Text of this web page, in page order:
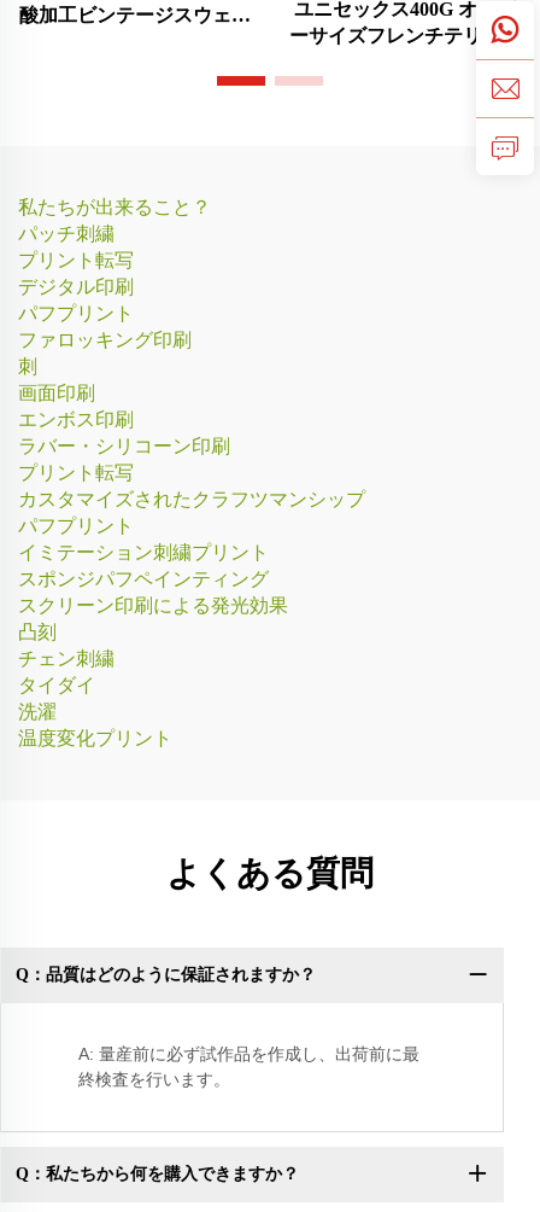
酸加工ビンテージスウェッ
ユニセックス400G オーバ
ーサイズフレンチテリー素
材スウェットシャツ
私たちが出来ること？
パッチ刺繍
プリント転写
デジタル印刷
パフプリント
ファロッキング印刷
刺
画面印刷
エンボス印刷
ラバー・シリコーン印刷
プリント転写
カスタマイズされたクラフツマンシップ
パフプリント
イミテーション刺繍プリント
スポンジパフペインティング
スクリーン印刷による発光効果
凸刻
チェン刺繍
タイダイ
洗濯
温度変化プリント
よくある質問
Q：品質はどのように保証されますか？
A: 量産前に必ず試作品を作成し、出荷前に最
終検査を行います。
Q：私たちから何を購入できますか？